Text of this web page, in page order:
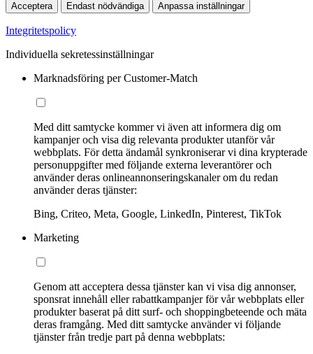
Acceptera Endast nödvändiga Anpassa inställningar
Integritetspolicy
Individuella sekretessinställningar
Marknadsföring per Customer-Match
Med ditt samtycke kommer vi även att informera dig om
kampanjer och visa dig relevanta produkter utanför vår
webbplats. För detta ändamål synkroniserar vi dina krypterade
personuppgifter med följande externa leverantörer och
använder deras onlineannonseringskanaler om du redan
använder deras tjänster:
Bing, Criteo, Meta, Google, LinkedIn, Pinterest, TikTok
Marketing
Genom att acceptera dessa tjänster kan vi visa dig annonser,
sponsrat innehåll eller rabattkampanjer för vår webbplats eller
produkter baserat på ditt surf- och shoppingbeteende och mäta
deras framgång. Med ditt samtycke använder vi följande
tjänster från tredje part på denna webbplats: